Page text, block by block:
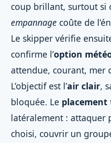
coup brillant, surtout si
empannage coûte de
Le skipper vérifie
confirme l’option
attendue, courant, mer
L’objectif est l’air clair,
bloquée. Le
latéralement : attaquer
choisi, couvrir un